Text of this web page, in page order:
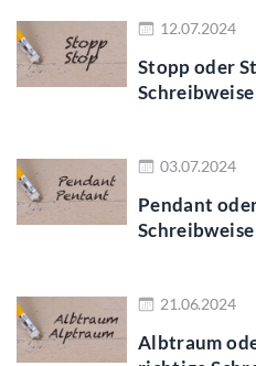
12.07.2024
Stopp oder
Schreibweise
03.07.2024
Pendant
Schreibweise
21.06.2024
Albtraum